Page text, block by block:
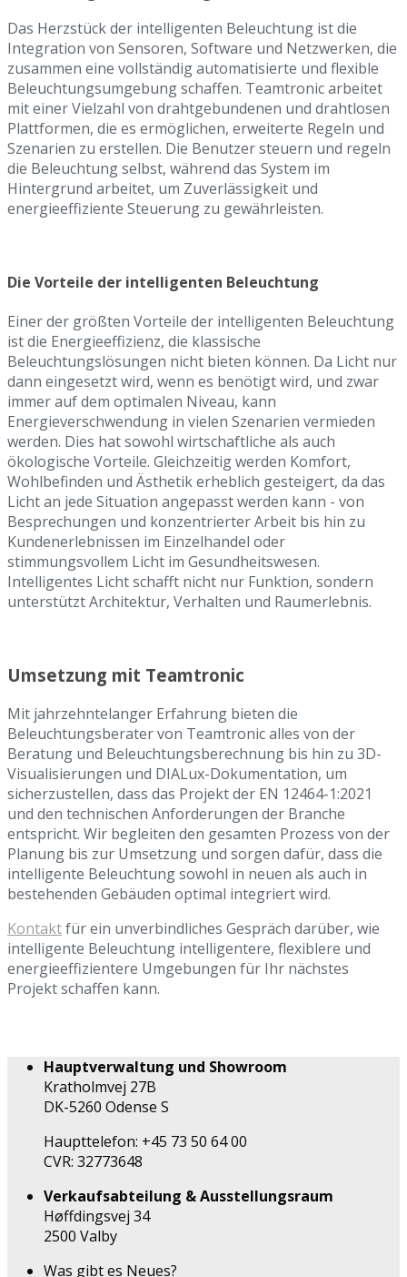
Das Herzstück der intelligenten Beleuchtung ist die
Integration von Sensoren, Software und Netzwerken, die
zusammen eine vollständig automatisierte und flexible
Beleuchtungsumgebung schaffen. Teamtronic arbeitet
mit einer Vielzahl von drahtgebundenen und drahtlosen
Plattformen, die es ermöglichen, erweiterte Regeln und
Szenarien zu erstellen. Die Benutzer steuern und regeln
die Beleuchtung selbst, während das System im
Hintergrund arbeitet, um Zuverlässigkeit und
energieeffiziente Steuerung zu gewährleisten.
Die Vorteile der intelligenten Beleuchtung
Einer der größten Vorteile der intelligenten Beleuchtung
ist die Energieeffizienz, die klassische
Beleuchtungslösungen nicht bieten können. Da Licht nur
dann eingesetzt wird, wenn es benötigt wird, und zwar
immer auf dem optimalen Niveau, kann
Energieverschwendung in vielen Szenarien vermieden
werden. Dies hat sowohl wirtschaftliche als auch
ökologische Vorteile. Gleichzeitig werden Komfort,
Wohlbefinden und Ästhetik erheblich gesteigert, da das
Licht an jede Situation angepasst werden kann - von
Besprechungen und konzentrierter Arbeit bis hin zu
Kundenerlebnissen im Einzelhandel oder
stimmungsvollem Licht im Gesundheitswesen.
Intelligentes Licht schafft nicht nur Funktion, sondern
unterstützt Architektur, Verhalten und Raumerlebnis.
Umsetzung mit Teamtronic
Mit jahrzehntelanger Erfahrung bieten die
Beleuchtungsberater von Teamtronic alles von der
Beratung und Beleuchtungsberechnung bis hin zu 3D-
Visualisierungen und DIALux-Dokumentation, um
sicherzustellen, dass das Projekt der EN 12464-1:2021
und den technischen Anforderungen der Branche
entspricht. Wir begleiten den gesamten Prozess von der
Planung bis zur Umsetzung und sorgen dafür, dass die
intelligente Beleuchtung sowohl in neuen als auch in
bestehenden Gebäuden optimal integriert wird.
Kontaktfür ein unverbindliches Gespräch darüber, wie
intelligente Beleuchtung intelligentere, flexiblere und
energieeffizientere Umgebungen für Ihr nächstes
Projekt schaffen kann.
Hauptverwaltung und Showroom
Kratholmvej 27B
DK-5260 Odense S
Haupttelefon: +45 73 50 64 00
CVR: 32773648
Verkaufsabteilung & Ausstellungsraum
Høffdingsvej 34
2500 Valby
Was gibt es Neues?